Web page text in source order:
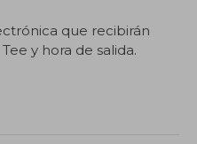
que recibirán
y hora de salida.